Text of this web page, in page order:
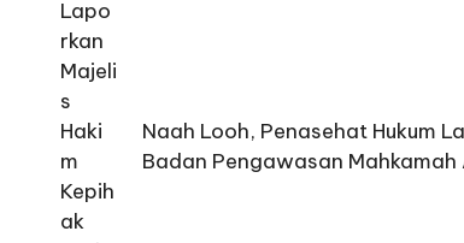
Naah Looh, Penasehat Hukum
Badan Pengawasan Mahkamah